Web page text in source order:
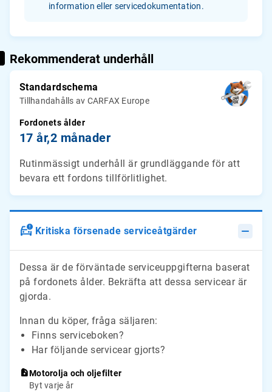
information eller servicedokumentation.
Rekommenderat underhåll
Standardschema
Tillhandahålls av CARFAX Europe
Fordonets ålder
17 år,2 månader
Rutinmässigt underhåll är grundläggande för att
bevara ett fordons tillförlitlighet.
Kritiska försenade serviceåtgärder
Dessa är de förväntade serviceuppgifterna baserat
på fordonets ålder. Bekräfta att dessa servicear är
gjorda.
Innan du köper, fråga säljaren:
Finns serviceboken?
Har följande servicear gjorts?
Motorolja och oljefilter
Byt varje år